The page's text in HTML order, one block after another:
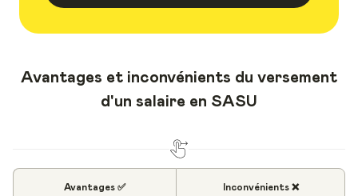
Avantages et inconvénients du versement
d'un salaire en SASU
Avantages ✅ Inconvénients ❌